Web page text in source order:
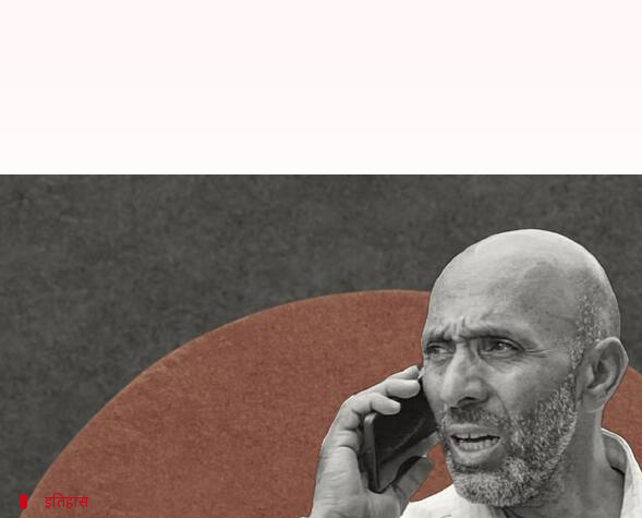
जम्मू-कश्मीर विधानसभा चुनाव परिणाम 2024:
विधानसभा चुनाव 2024 की सबसे चर्चित सीटों में शुमारकुपवाड़ा
उन्होंने JKPC के इरफान सुल्तान पंडितपुरी को 1,602 वोटों से हराया है।
इतिहास